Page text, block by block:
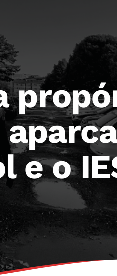
e o